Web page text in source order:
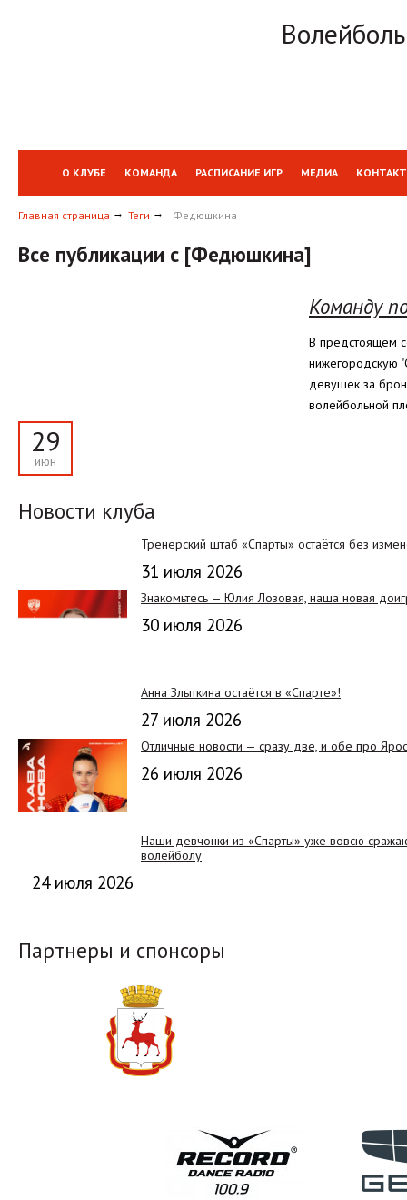
О КЛУБЕ КОМАНДА РАСПИСАНИЕ ИГР МЕДИА
Главная страница Теги Федюшкина
Все публикации с [Федюшкина]
29
июн
Команду
В предстоящем
нижегородскую
девушек за
волейбольной
Новости клуба
Тренерский штаб «Спарты» остаётся без
31 июля 2026
Знакомьтесь — Юлия Лозовая, наша новая
30 июля 2026
Анна Злыткина остаётся в «Спарте»!
27 июля 2026
Отличные новости — сразу две, и обе про
26 июля 2026
Наши девчонки из «Спарты» уже вовсю
волейболу
24 июля 2026
Партнеры и спонсоры